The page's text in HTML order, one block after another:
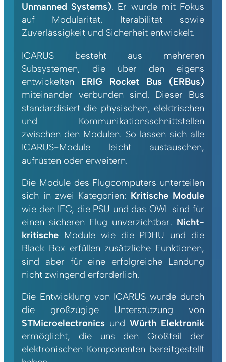
Unmanned Systems). Er wurde mit Fokus
auf Modularität, Iterabilität sowie
Zuverlässigkeit und Sicherheit entwickelt.
ICARUS besteht aus mehreren
Subsystemen, die über den eigens
entwickelten ERIG Rocket Bus (ERBus)
miteinander verbunden sind. Dieser Bus
standardisiert die physischen, elektrischen
und Kommunikationsschnittstellen
zwischen den Modulen. So lassen sich alle
ICARUS-Module leicht austauschen,
aufrüsten oder erweitern.
Die Module des Flugcomputers unterteilen
sich in zwei Kategorien: Kritische Module
wie den IFC, die PSU und das OWL sind für
einen sicheren Flug unverzichtbar. Nicht-
kritische Module wie die PDHU und die
Black Box erfüllen zusätzliche Funktionen,
sind aber für eine erfolgreiche Landung
nicht zwingend erforderlich.
Die Entwicklung von ICARUS wurde durch
die großzügige Unterstützung von
STMicroelectronics und Würth Elektronik
ermöglicht, die uns den Großteil der
elektronischen Komponenten bereitgestellt